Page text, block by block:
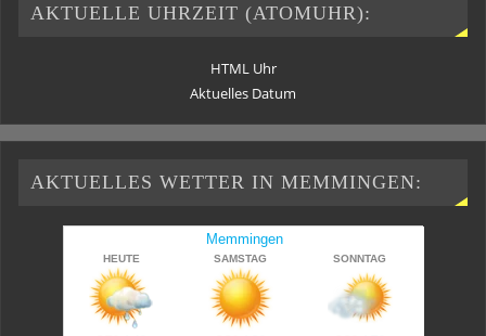
AKTUELLE UHRZEIT (ATOMUHR):
HTML Uhr
Aktuelles Datum
AKTUELLES WETTER IN MEMMINGEN: